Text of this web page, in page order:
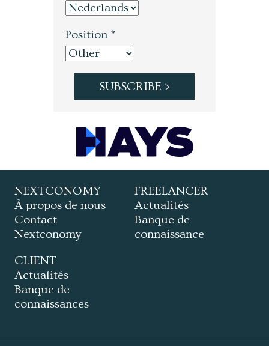
Position *
NEXTCONOMY
À propos de nous
Contact
Nextconomy
FREELANCER
Actualités
Banque de
connaissance
CLIENT
Actualités
Banque de
connaissances